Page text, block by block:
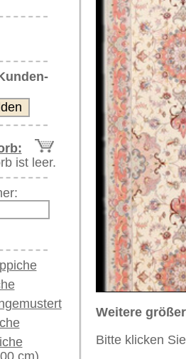
Weitere größere Bilder (öffnen sich in neuem
Bitte klicken Sie auf die kleinen Bilder weiter
Hauptbild zweites Gesamtbild drittes Gesamtbild
Nahaufnahme weitere Ecke viertes Gesamtbild
Artikelnummer: 60595
Tabriz 50 raj
Ursprungsland:
Größe:
420 x 92 cm (Läufer)
Alter:
Flor:
Wolle
Musterung: